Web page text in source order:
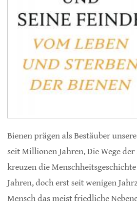
Bienen prägen als Bestäuber
seit Millionen Jahren. Die Wege
kreuzen die
Jahren, doch erst seit wenigen
Mensch das meist friedliche